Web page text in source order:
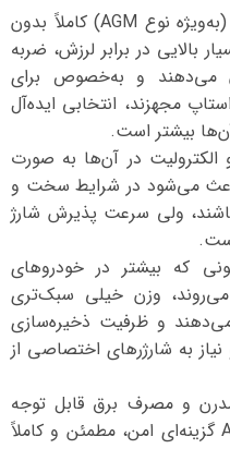
در مقابل، باتری‌های اتمی یا سیلد (به‌ویژه نوع AGM) کاملاً بدون
بالایی در برابر لرزش، ضربه
می‌دهند و به‌خصوص برای
مجهزند، انتخابی ایده‌آل
بیشتر است.
الکترولیت در آن‌ها به صورت
می‌شود در شرایط سخت و
ولی سرعت پذیرش شارژ
که بیشتر در خودروهای
می‌روند، وزن خیلی سبک‌تری
می‌دهند و ظرفیت ذخیره‌سازی
نیاز به شارژرهای اختصاصی از
و مصرف برق قابل توجه
مرسدس بنز GLA، باتری اتمی AGM گزینه‌ای امن، مطمئن و کاملاً